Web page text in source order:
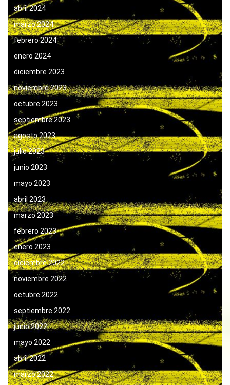
abril 2024
marzo 2024
febrero 2024
enero 2024
diciembre 2023
noviembre 2023
octubre 2023
septiembre 2023
agosto 2023
julio 2023
junio 2023
mayo 2023
abril 2023
marzo 2023
febrero 2023
enero 2023
diciembre 2022
noviembre 2022
octubre 2022
septiembre 2022
junio 2022
mayo 2022
abril 2022
marzo 2022